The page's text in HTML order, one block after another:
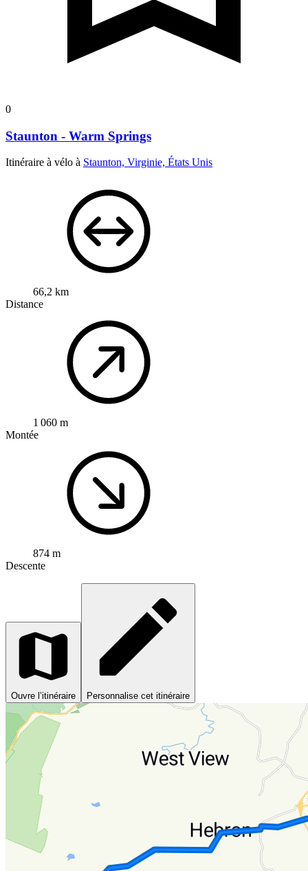
0
Staunton - Warm Springs
Itinéraire à vélo à Staunton, Virginie, États Unis
66,2 km
Distance
1 060 m
Montée
874 m
Descente
Ouvre l’itinéraire Personnalise cet itinéraire